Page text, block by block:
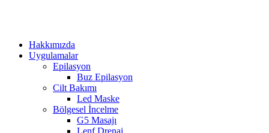
Hakkımızda
Uygulamalar
Epilasyon
Buz Epilasyon
Cilt Bakımı
Led Maske
Bölgesel İncelme
G5 Masajı
Lenf Drenaj